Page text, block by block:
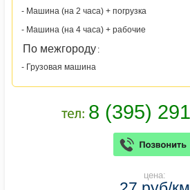
- Машина (на 2 часа) + погрузка
- Машина (на 4 часа) + рабочие
По межгороду :
- Грузовая машина
цена: